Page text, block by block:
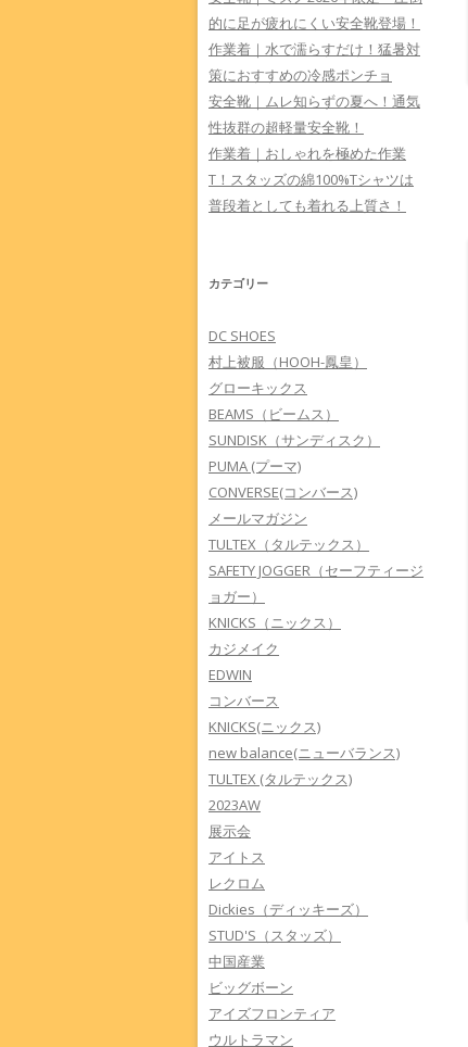
的に足が疲れにくい安全靴登場！
作業着｜水で濡らすだけ！猛暑対
策におすすめの冷感ポンチョ
安全靴｜ムレ知らずの夏へ！通気
性抜群の超軽量安全靴！
作業着｜おしゃれを極めた作業
T！スタッズの綿100%Tシャツは
普段着としても着れる上質さ！
カテゴリー
DC SHOES
村上被服（HOOH-鳳皇）
グローキックス
BEAMS（ビームス）
SUNDISK（サンディスク）
PUMA (プーマ)
CONVERSE(コンバース)
メールマガジン
TULTEX（タルテックス）
SAFETY JOGGER（セーフティージ
ョガー）
KNICKS（ニックス）
カジメイク
EDWIN
コンバース
KNICKS(ニックス)
new balance(ニューバランス)
TULTEX (タルテックス)
2023AW
展示会
アイトス
レクロム
Dickies（ディッキーズ）
STUD'S（スタッズ）
中国産業
ビッグボーン
アイズフロンティア
ウルトラマン